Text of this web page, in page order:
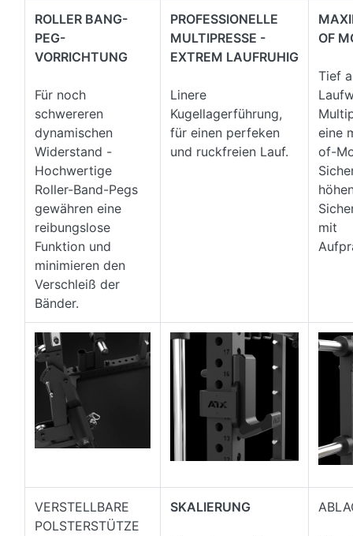
ROLLER BANG-
PEG-
VORRICHTUNG
Für noch
schwereren
dynamischen
Widerstand -
Hochwertige
Roller-Band-Pegs
gewähren eine
reibungslose
Funktion und
minimieren den
Verschleiß der
Bänder.
PROFESSIONELLE
MULTIPRESSE -
EXTREM LAUFRUHIG
Linere
Kugellagerführung,
für einen perfeken
und ruckfreien Lauf.
OF
Tief
eine
of-
mit
VERSTELLBARE
POLSTERSTÜTZE
SKALIERUNG